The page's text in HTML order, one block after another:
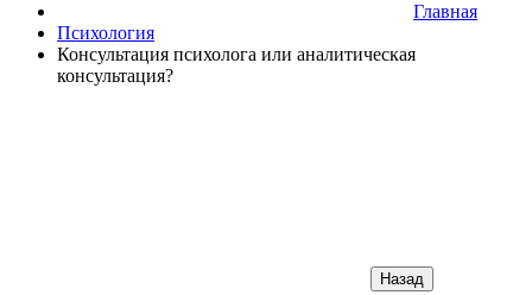
Главная
Психология
Консультация психолога или аналитическая
консультация?
Назад